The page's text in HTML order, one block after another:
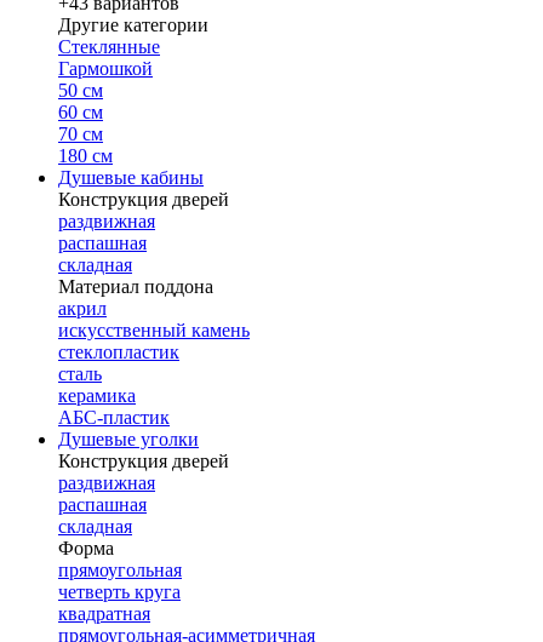
Другие категории
Стеклянные
Гармошкой
50 см
60 см
70 см
180 см
Душевые кабины
Конструкция дверей
раздвижная
распашная
складная
Материал поддона
акрил
искусственный камень
стеклопластик
сталь
керамика
АБС-пластик
Душевые уголки
Конструкция дверей
раздвижная
распашная
складная
Форма
прямоугольная
четверть круга
квадратная
прямоугольная-асимметричная